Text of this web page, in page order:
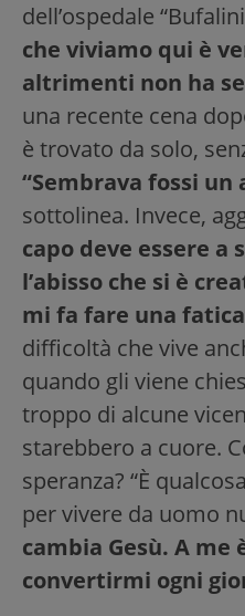
dell’ospedale
che viviamo qui è
altrimenti non ha
una recente cena
è trovato da solo,
“Sembrava fossi un
sottolinea. Invece,
capo deve essere
l’abisso che si è
mi fa fare una
difficoltà che vive
quando gli viene
troppo di alcune
starebbero a cuore.
speranza? “È
per vivere da uomo
cambia Gesù. A me
convertirmi ogni